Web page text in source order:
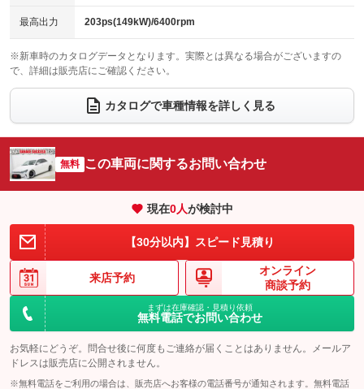
チップアップシート
：装備なし
：装備なし ：装備なし
ウォークスルー
：装備なし
電動リアゲート フロントカメラ
：装備なし
：装備なし ：装備なし
サイドカメラ
：装備なし ルーフレール
：装備なし
：装備なし
：装備なし
最高出力 203ps(149kW)/6400rpm
※新車時のカタログデータとなります。実際とは異なる場合がございますの
で、詳細は販売店にご確認ください。
カタログで車種情報を詳しく見る
無料 この車両に関するお問い合わせ
現在0人が検討中
【30分以内】スピード見積り
来店予約
オンライン
商談予約
まずは在庫確認・見積り依頼
無料電話でお問い合わせ
お気軽にどうぞ。問合せ後に何度もご連絡が届くことはありません。メールア
ドレスは販売店に公開されません。
※無料電話をご利用の場合は、販売店へお客様の電話番号が通知されます。無料電話